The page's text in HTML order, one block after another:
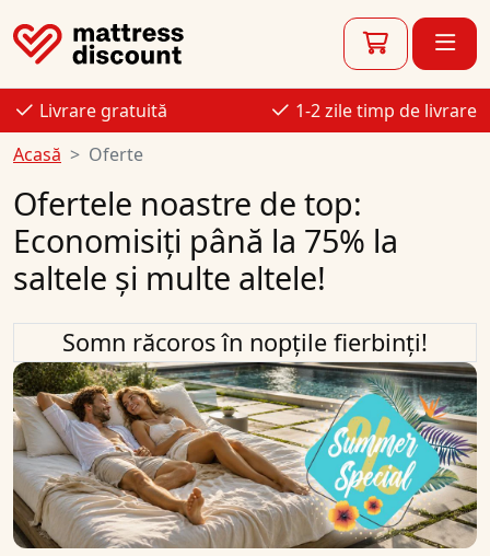
Livrare gratuită
1-2 zile timp de livrare
Acasă
Oferte
Ofertele noastre de top:
Economisiți până la 75% la
saltele și multe altele!
Somn răcoros în nopțile fierbinți!